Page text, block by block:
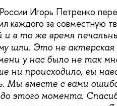
Игорь Петренко
каждого за совместную
и в то же время
шли. Это не
у нас было не так
ни происходило, вы
Мы вместе с вами
этого момента.